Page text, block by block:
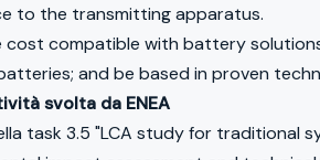
to the transmitting apparatus.
compatible with battery
and be based in proven
svolta da ENEA
task 3.5 "LCA study for traditional